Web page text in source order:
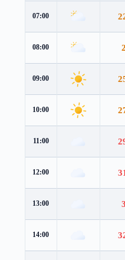
07:00
08:00
09:00
10:00
11:00
12:00
13:00
14:00